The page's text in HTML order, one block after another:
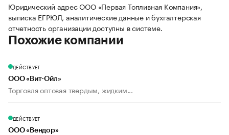
Юридический адрес ООО «Первая Топливная Компания»,
выписка ЕГРЮЛ, аналитические данные и бухгалтерская
отчетность организации доступны в системе.
Похожие компании
ДЕЙСТВУЕТ
ООО «Вит-Ойл»
Торговля оптовая твердым, жидким...
ДЕЙСТВУЕТ
ООО «Вендор»